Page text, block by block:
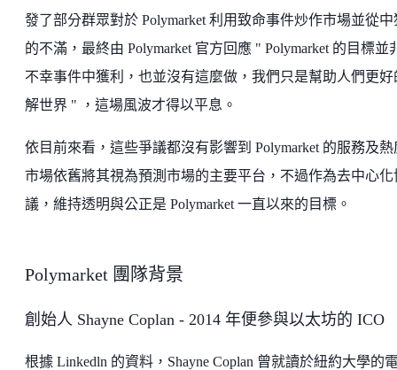
發了部分群眾對於 Polymarket 利用致命事件炒作市場並從中
的不滿，最終由 Polymarket 官方回應 " Polymarket 的目標並
不幸事件中獲利，也並沒有這麼做，我們只是幫助人們更好
解世界 " ，這場風波才得以平息。
依目前來看，這些爭議都沒有影響到 Polymarket 的服務及熱
市場依舊將其視為預測市場的主要平台，不過作為去中心化
議，維持透明與公正是 Polymarket 一直以來的目標。
Polymarket 團隊背景
創始人 Shayne Coplan - 2014 年便參與以太坊的 ICO
根據 Linkedln 的資料，Shayne Coplan 曾就讀於紐約大學的